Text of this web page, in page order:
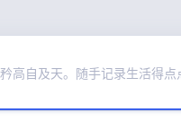
高自及天。随手记录生活得点